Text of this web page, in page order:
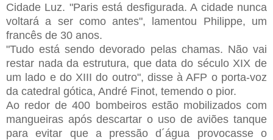
Cidade Luz. "Paris está desfigurada. A cidade nunca
voltará a ser como antes", lamentou Philippe, um
francês de 30 anos.
"Tudo está sendo devorado pelas chamas. Não vai
restar nada da estrutura, que data do século XIX de
um lado e do XIII do outro", disse à AFP o porta-voz
da catedral gótica, André Finot, temendo o pior.
Ao redor de 400 bombeiros estão mobilizados com
mangueiras após descartar o uso de aviões tanque
para evitar que a pressão d´água provocasse o